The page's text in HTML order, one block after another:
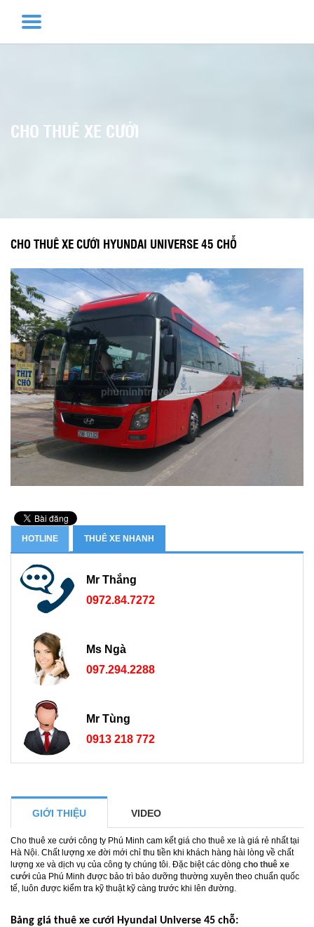
CHO THUÊ XE CƯỚI
CHO THUÊ XE CƯỚI HYUNDAI UNIVERSE 45 CHỖ
HOTLINE THUÊ XE NHANH
Mr Thắng
0972.84.7272
Ms Ngà
097.294.2288
Mr Tùng
0913 218 772
GIỚI THIỆU VIDEO
Cho thuê xe cưới công ty Phú Minh cam kết giá cho thuê xe là giá rẻ nhất tại
Hà Nội. Chất lượng xe đời mới chỉ thu tiền khi khách hàng hài lòng về chất
lượng xe và dịch vụ của công ty chúng tôi. Đặc biệt các dòng cho thuê xe
cưới của Phú Minh được bảo trì bảo dưỡng thường xuyên theo chuẩn quốc
tế, luôn được kiểm tra kỹ thuật kỹ càng trước khi lên đường.
Bảng giá thuê xe cưới Hyundai Universe 45 chỗ: